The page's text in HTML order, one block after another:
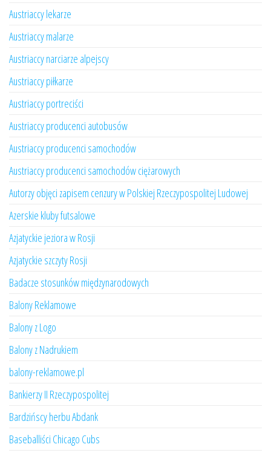
Austriaccy lekarze
Austriaccy malarze
Austriaccy narciarze alpejscy
Austriaccy piłkarze
Austriaccy portreciści
Austriaccy producenci autobusów
Austriaccy producenci samochodów
Austriaccy producenci samochodów ciężarowych
Autorzy objęci zapisem cenzury w Polskiej Rzeczypospolitej Ludowej
Azerskie kluby futsalowe
Azjatyckie jeziora w Rosji
Azjatyckie szczyty Rosji
Badacze stosunków międzynarodowych
Balony Reklamowe
Balony z Logo
Balony z Nadrukiem
balony-reklamowe.pl
Bankierzy II Rzeczypospolitej
Bardzińscy herbu Abdank
Baseballiści Chicago Cubs